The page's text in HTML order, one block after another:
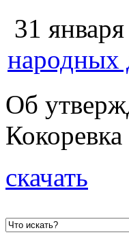
31
народных
Об
скачать